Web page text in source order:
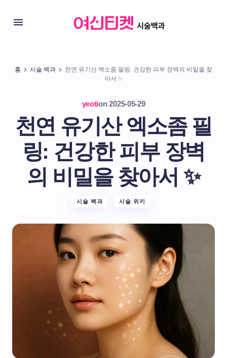
홈 시술 백과
천연 유기산 엑소좀 필링: 건강한 피부 장벽의 비밀을 찾
아서 ✨
yeotion 2025-05-29
천연 유기산 엑소좀 필
링: 건강한 피부 장벽
의 비밀을 찾아서 ✨
시술 백과 시술 위키